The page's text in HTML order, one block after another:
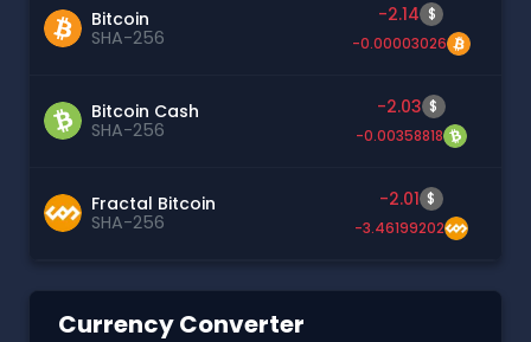
Bitcoin
SHA-256
-2.14 $
-0.00003026
Bitcoin Cash
SHA-256
-2.03 $
-0.00358818
Fractal Bitcoin
SHA-256
-2.01 $
-3.46199202
Currency Converter